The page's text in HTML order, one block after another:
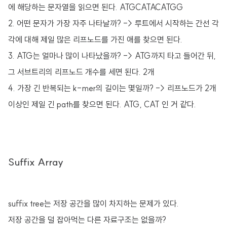
에 해당하는 문자열을 읽으면 된다. ATGCATACATGG
2. 어떤 문자가 가장 자주 나타날까? -> 루트에서 시작하는 간선 각
각에 대해 제일 많은 리프노드를 가진 애를 찾으면 된다.
3. ATG는 얼마나 많이 나타났을까? -> ATG까지 타고 들어간 뒤,
그 서브트리의 리프노드 개수를 세면 된다. 2개
4. 가장 긴 반복되는 k-mer의 길이는 몇일까? -> 리프노드가 2개
이상인 제일 긴 path를 찾으면 된다. ATG, CAT 인 거 같다.
Suffix Array
suffix tree는 저장 공간을 많이 차지하는 문제가 있다.
저장 공간을 덜 잡아먹는 다른 자료구조는 없을까?